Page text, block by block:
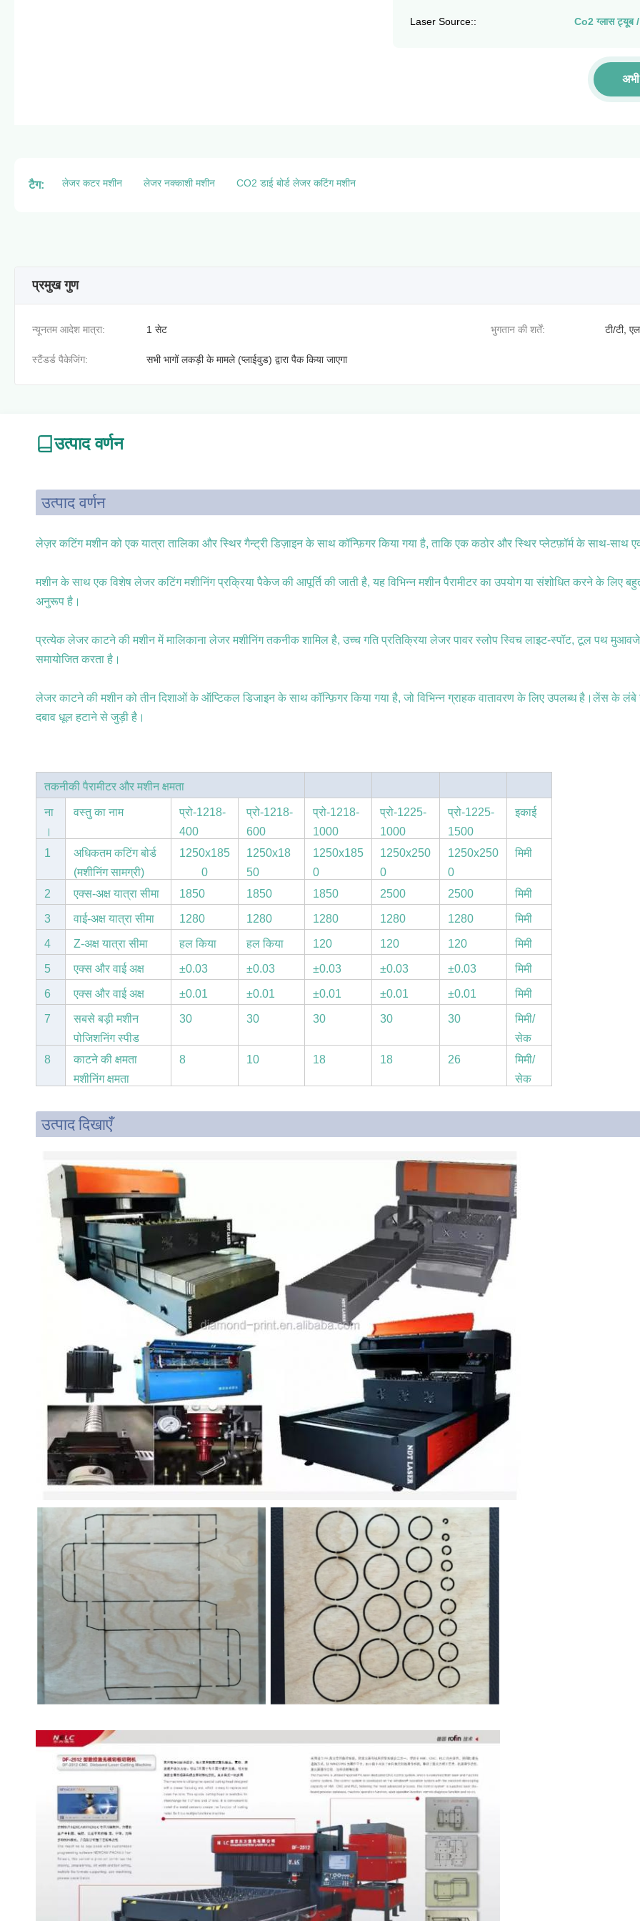
Laser Source:: Co2 ग्लास ट्यूब
टैग: लेजर कटर मशीन लेजर नक्काशी मशीन CO2 डाई बोर्ड लेजर कटिंग मशीन
प्रमुख गुण
न्यूनतम आदेश मात्रा: 1 सेट भुगतान की शर्तें: टी/टी,
स्टैंडर्ड पैकेजिंग: सभी भागों लकड़ी के मामले (प्लाईवुड) द्वारा पैक किया जाएगा
उत्पाद वर्णन
उत्पाद वर्णन
लेज़र कटिंग मशीन को एक यात्रा तालिका और स्थिर गैन्ट्री डिज़ाइन के साथ कॉन्फ़िगर किया गया है, ताकि एक कठोर और स्थिर प्लेटफ़ॉर्म के साथ-साथ
मशीन के साथ एक विशेष लेजर कटिंग मशीनिंग प्रक्रिया पैकेज की आपूर्ति की जाती है, यह विभिन्न मशीन पैरामीटर का उपयोग या संशोधित करने के
अनुरूप है।
प्रत्येक लेजर काटने की मशीन में मालिकाना लेजर मशीनिंग तकनीक शामिल है, उच्च गति प्रतिक्रिया लेजर पावर स्लोप स्विच लाइट-स्पॉट, टूल पथ
समायोजित करता है।
लेजर काटने की मशीन को तीन दिशाओं के ऑप्टिकल डिजाइन के साथ कॉन्फ़िगर किया गया है, जो विभिन्न ग्राहक वातावरण के लिए उपलब्ध है।लेंस के
दबाव धूल हटाने से जुड़ी है।
तकनीकी पैरामीटर और मशीन क्षमता
ना
।
वस्तु का नाम
प्रो-1218-
400
प्रो-1218-
600
प्रो-1218-
1000
प्रो-1225-
1000
प्रो-1225-
1500
इकाई
1
अधिकतम कटिंग बोर्ड
(मशीनिंग सामग्री)
आकार
1250x185
0
1250x18
50
1250x185
0
1250x250
0
1250x250
0
मिमी
2 एक्स-अक्ष यात्रा सीमा 1850 1850 1850 2500 2500 मिमी
3 वाई-अक्ष यात्रा सीमा 1280 1280 1280 1280 1280 मिमी
4 Z-अक्ष यात्रा सीमा
हल किया
गया
हल किया
गया
120 120 120 मिमी
5
एक्स और वाई अक्ष
स्थिति सटीकता
±0.03 ±0.03 ±0.03 ±0.03 ±0.03 मिमी
6
एक्स और वाई अक्ष
दोहरावदार स्थिति
सटीकता
±0.01 ±0.01 ±0.01 ±0.01 ±0.01 मिमी
7
सबसे बड़ी मशीन
पोजिशनिंग स्पीड
30 30 30 30 30
मिमी/
सेक
8
काटने की क्षमता
मशीनिंग क्षमता
8 10 18 18 26
मिमी/
सेक
उत्पाद दिखाएँ